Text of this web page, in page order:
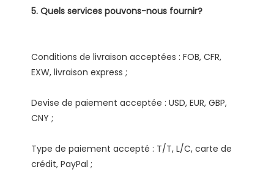
Conditions de livraison acceptées : FOB, CFR,
Devise de paiement acceptée : USD, EUR, GBP,
Type de paiement accepté : T/T, L/C, carte de